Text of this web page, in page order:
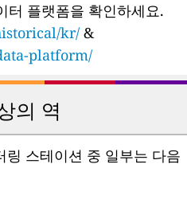
터 플랫폼을 확인하세요.
kr/&
platform/
의 역
스테이션 중 일부는 다음